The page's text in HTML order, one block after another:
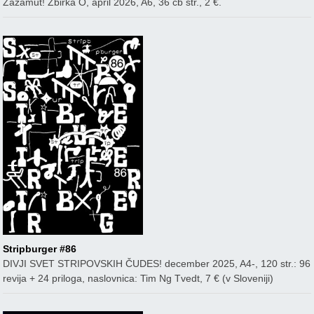
Zazamut! Zbirka O, april 2026, A6, 36 čb str., 2 €.
Stripburger #86
DIVJI SVET STRIPOVSKIH ČUDES! december 2025, A4-, 120 str.: 96
revija + 24 priloga, naslovnica: Tim Ng Tvedt, 7 € (v Sloveniji)